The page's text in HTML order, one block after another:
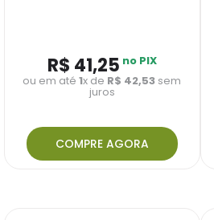
R$ 41,25 no PIX
ou em até1x de R$ 42,53 sem
juros
COMPRE AGORA